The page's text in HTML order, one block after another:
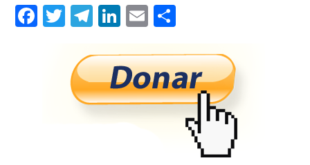
Fa T
tt
er
Te
gr
a
m
Li
ke
dI
n
E
ail m
p
ar
tir